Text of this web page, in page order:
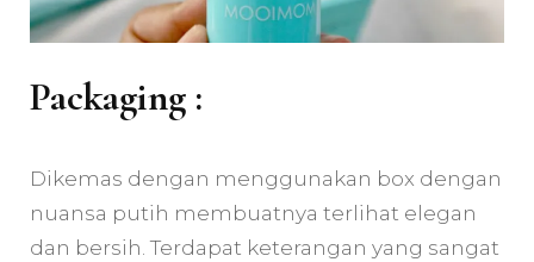
Packaging :
Dikemas dengan menggunakan box dengan
nuansa putih membuatnya terlihat elegan
dan bersih. Terdapat keterangan yang sangat